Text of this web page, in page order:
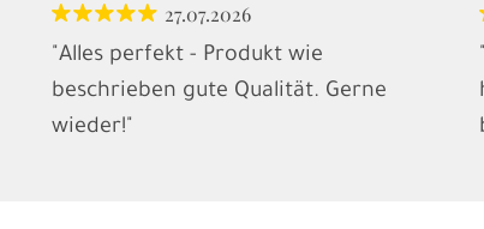
27.07.2026
"Alles perfekt - Produkt wie
beschrieben gute Qualität. Gerne
wieder!"